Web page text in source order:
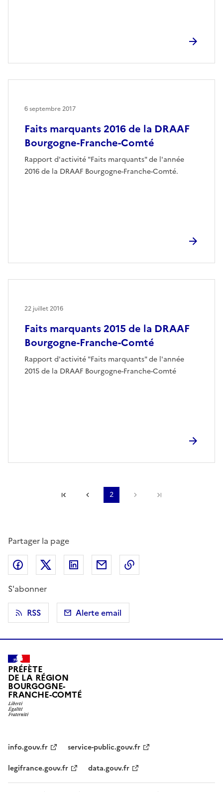
Faits marquants 2016 de la DRAAF
Bourgogne-Franche-Comté
Rapport d'activité "Faits marquants" de l'année
2016 de la DRAAF Bourgogne-Franche-Comté.
6 septembre 2017
Faits marquants 2015 de la DRAAF
Bourgogne-Franche-Comté
Rapport d'activité "Faits marquants" de l'année
2015 de la DRAAF Bourgogne-Franche-Comté
22 juillet 2016
Première pagePage précédente
2 Page suivante
Partager la page
Partager sur Facebook
Partager sur X (anciennement Twitter)
Partager sur LinkedIn
Partager par email
S'abonner
RSS
Alerte email
PRÉFÈTE
DE LA RÉGION
BOURGOGNE-
FRANCHE-COMTÉ
info.gouv.fr
service-public.gouv.fr
legifrance.gouv.fr
data.gouv.fr